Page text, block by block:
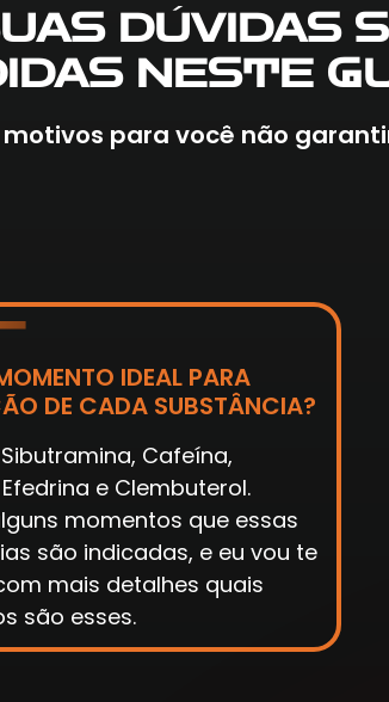
DÚVIDAS
NESTE
para você não
O FÁRMACO PARA
CORRETAMENTE?
o caminho que você
escolher o melhor
o que mais faz sentido de
o perfil do seu paciente,
você saberá o caminho
preocupar mais com isso.